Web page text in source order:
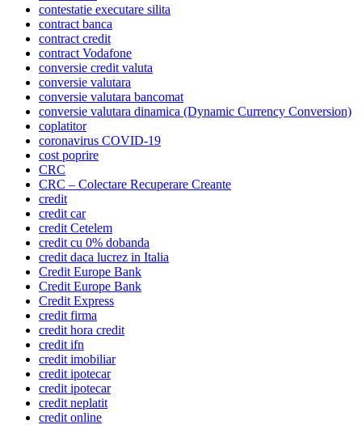
contestatie executare silita
contract banca
contract credit
contract Vodafone
conversie credit valuta
conversie valutara
conversie valutara bancomat
conversie valutara dinamica (Dynamic Currency Conversion)
coplatitor
coronavirus COVID-19
cost poprire
CRC
CRC – Colectare Recuperare Creante
credit
credit car
credit Cetelem
credit cu 0% dobanda
credit daca lucrez in Italia
Credit Europe Bank
Credit Europe Bank
Credit Express
credit firma
credit hora credit
credit ifn
credit imobiliar
credit ipotecar
credit ipotecar
credit neplatit
credit online